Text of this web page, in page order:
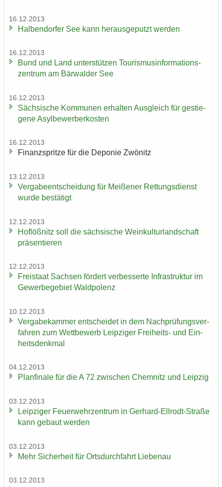
16.12.2013
Hal­ben­dor­fer See kann her­aus­ge­putzt wer­den
16.12.2013
Bund und Land un­ter­stüt­zen Tou­ris­mus­in­for­ma­ti­ons­
zen­trum am Bär­wal­der See
16.12.2013
Säch­si­sche Kom­mu­nen er­hal­ten Aus­gleich für ge­stie­
ge­ne Asyl­be­wer­ber­kos­ten
16.12.2013
Fi­nanz­sprit­ze für die De­po­nie Zwö­nitz
13.12.2013
Ver­ga­be­ent­schei­dung für Mei­ße­ner Ret­tungs­dienst
wurde be­stä­tigt
12.12.2013
Hof­löß­nitz soll die säch­si­sche Wein­kul­tur­land­schaft
prä­sen­tie­ren
12.12.2013
Frei­staat Sach­sen för­dert ver­bes­ser­te In­fra­struk­tur im
Ge­wer­be­ge­biet Wald­po­lenz
10.12.2013
Ver­ga­be­kam­mer ent­schei­det in dem Nach­prü­fungs­ver­
fah­ren zum Wett­be­werb Leip­zi­ger Freiheits-​ und Ein­
heits­denk­mal
04.12.2013
Plan­fi­na­le für die A 72 zwi­schen Chem­nitz und Leip­zig
03.12.2013
Leip­zi­ger Feu­er­wehr­zen­trum in Gerhard-​Ellrodt-Straße
kann ge­baut wer­den
03.12.2013
Mehr Si­cher­heit für Orts­durch­fahrt Lie­be­nau
03.12.2013